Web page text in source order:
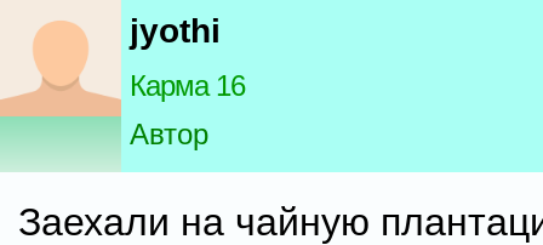
jyothi
Карма 16
Автор
Заехали на чайную